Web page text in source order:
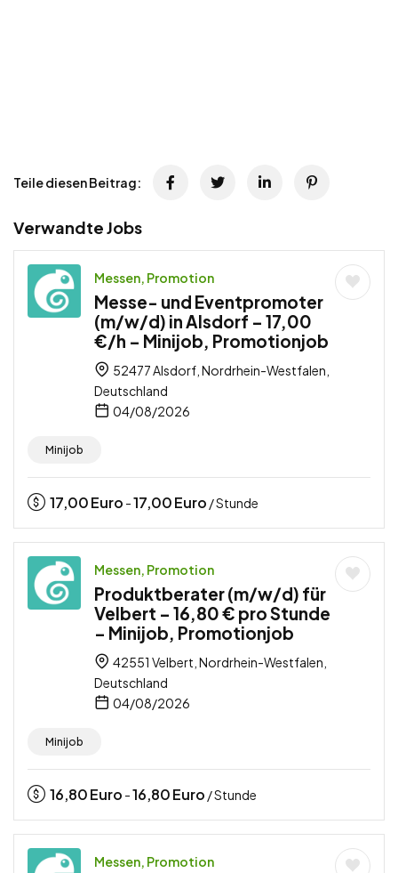
Teile diesen Beitrag:
Verwandte Jobs
Messen, Promotion
Messe- und Eventpromoter
(m/w/d) in Alsdorf – 17,00
€/h – Minijob, Promotionjob
52477 Alsdorf, Nordrhein-Westfalen,
Deutschland
04/08/2026
Minijob
17,00Euro -17,00Euro / Stunde
Messen, Promotion
Produktberater (m/w/d) für
Velbert – 16,80 € pro Stunde
– Minijob, Promotionjob
42551 Velbert, Nordrhein-Westfalen,
Deutschland
04/08/2026
Minijob
16,80Euro -16,80Euro / Stunde
Messen, Promotion